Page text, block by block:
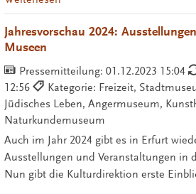
Jahresvorschau 2024:
Museen
Pressemitteilung: 01.12.2023 15:04
12:56
Kategorie: Freizeit,
Jüdisches Leben, Angermuseum,
Naturkundemuseum
Auch im Jahr 2024 gibt es in Erfurt
Ausstellungen und Veranstaltungen in
Nun gibt die Kulturdirektion erste